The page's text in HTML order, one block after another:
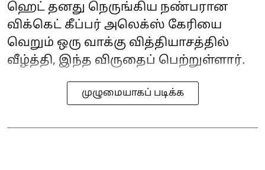
ஹெட் தனது நெருங்கிய நண்பரான
விக்கெட் கீப்பர் அலெக்ஸ் கேரியை
வெறும் ஒரு வாக்கு வித்தியாசத்தில்
வீழ்த்தி, இந்த விருதைப் பெற்றுள்ளார்.
முழுமையாகப் படிக்க